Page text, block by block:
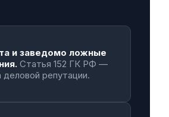
и заведомо ложные
Статья 152 ГК РФ —
деловой репутации.